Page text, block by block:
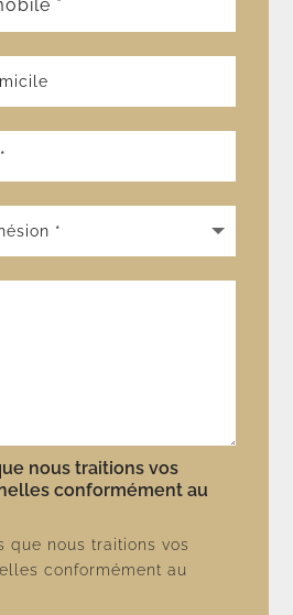
nous traitions vos
conformément au
que nous traitions vos
conformément au